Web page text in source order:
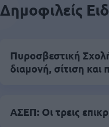
Δημοφιλείς
Πυροσβεστική
διαμονή, σίτιση και
ΑΣΕΠ: Οι τρεις